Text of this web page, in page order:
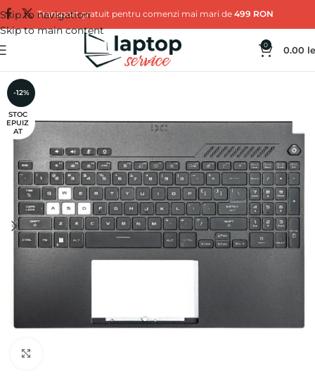
Skip to navigation
Skip to main content
Transport gratuit pentru comenzi mai mari de499 RON
0 0.00
-12%
STOC
EPUIZ
AT